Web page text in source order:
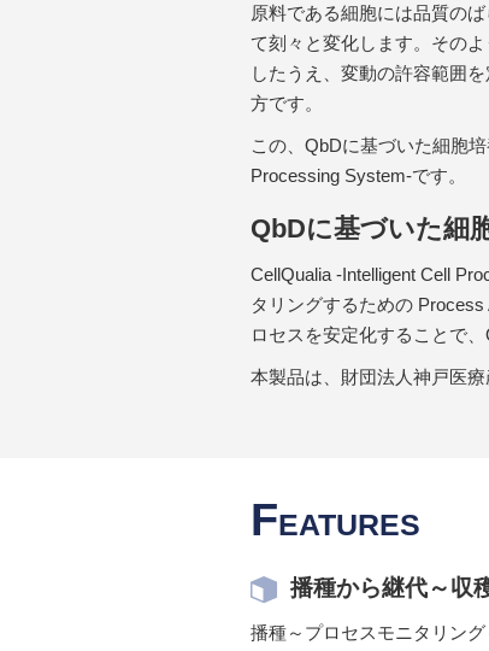
原料である細胞には品質の
て刻々と変化します。その
したうえ、変動の許容範囲
方です。
この、QbDに基づいた細胞
Processing System-です。
QbDに基づいた細
CellQualia -Intelligent Cell
タリングするための
ロセスを安定化することで
本製品は、財団法人神戸医
FEATURES
播種から継代～収
播種～プロセスモニタリン